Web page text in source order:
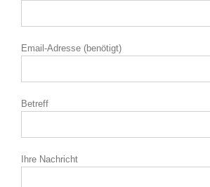
Email-Adresse (benötigt)
Betreff
Ihre Nachricht